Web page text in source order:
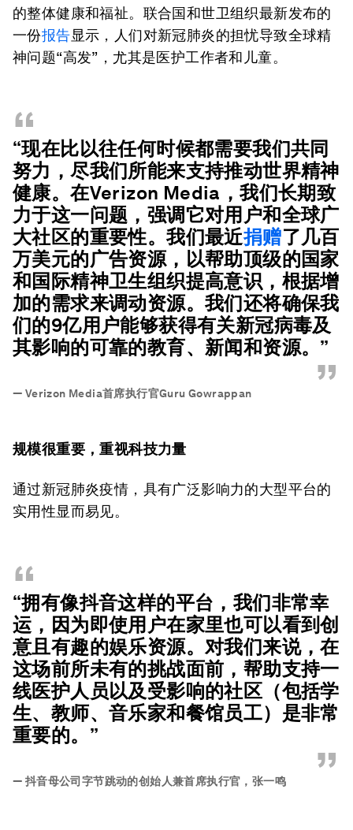
的整体健康和福祉。联合国和世卫组织最新发布的
一份报告显示，人们对新冠肺炎的担忧导致全球精
神问题“高发”，尤其是医护工作者和儿童。
“
“现在比以往任何时候都需要我们共同
努力，尽我们所能来支持推动世界精神
健康。在Verizon Media，我们长期致
力于这一问题，强调它对用户和全球广
大社区的重要性。我们最近捐赠了几百
万美元的广告资源，以帮助顶级的国家
和国际精神卫生组织提高意识，根据增
加的需求来调动资源。我们还将确保我
们的9亿用户能够获得有关新冠病毒及
其影响的可靠的教育、新闻和资源。”
”
— Verizon Media首席执行官Guru Gowrappan
规模很重要，重视科技力量
通过新冠肺炎疫情，具有广泛影响力的大型平台的
实用性显而易见。
“
“拥有像抖音这样的平台，我们非常幸
运，因为即使用户在家里也可以看到创
意且有趣的娱乐资源。对我们来说，在
这场前所未有的挑战面前，帮助支持一
线医护人员以及受影响的社区（包括学
生、教师、音乐家和餐馆员工）是非常
重要的。”
”
— 抖音母公司字节跳动的创始人兼首席执行官，张一鸣